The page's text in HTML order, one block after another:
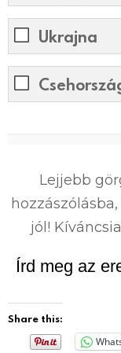
Ukrajna
Lejjebb
jól!
Írd meg az
Share this: